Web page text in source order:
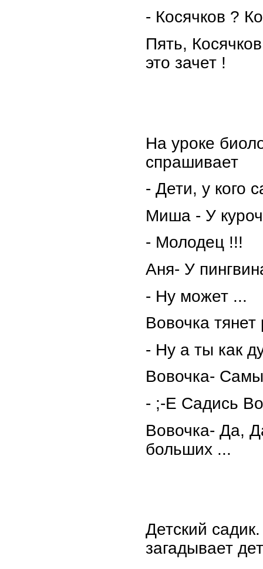
- Косячков ?
Пять,
это зачет !
На уроке
спрашивает
- Дети, у кого
Миша - У
- Молодец !!!
Аня- У
- Ну может ...
Вовочка тянет
- Ну а ты как
Вовочка-
- ;-Е Садись
Вовочка- Да,
больших ...
Детский
загадывает